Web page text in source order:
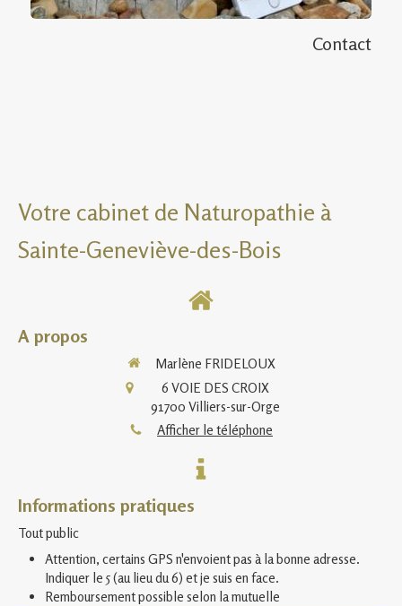
Contact
Votre cabinet de Naturopathie à
Sainte-Geneviève-des-Bois
A propos
Marlène FRIDELOUX
6 VOIE DES CROIX
91700 Villiers-sur-Orge
Afficher le téléphone
Informations pratiques
Tout public
Attention, certains GPS n'envoient pas à la bonne adresse.
Indiquer le 5 (au lieu du 6) et je suis en face.
Remboursement possible selon la mutuelle